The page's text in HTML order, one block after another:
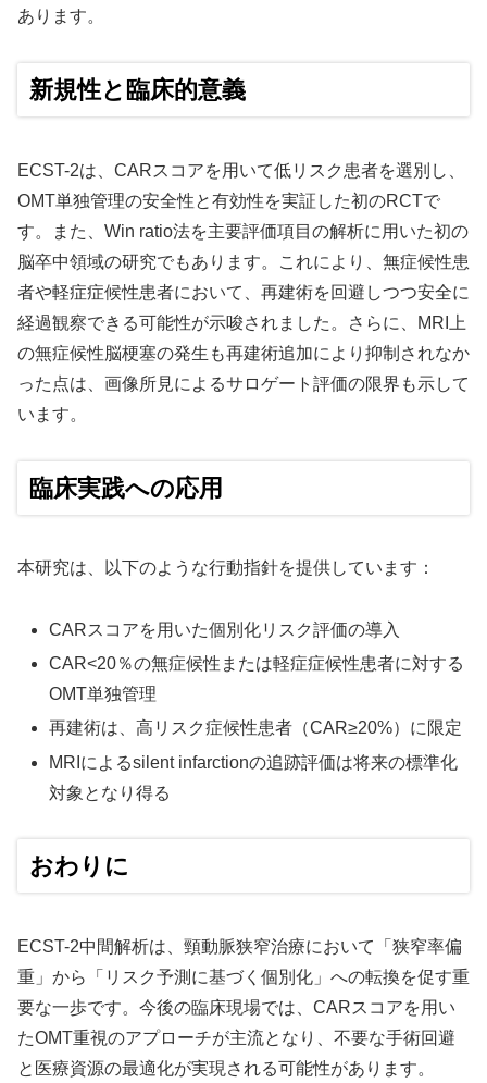
あります。
新規性と臨床的意義
ECST-2は、CARスコアを用いて低リスク患者を選別し、
OMT単独管理の安全性と有効性を実証した初のRCTで
す。また、Win ratio法を主要評価項目の解析に用いた初の
脳卒中領域の研究でもあります。これにより、無症候性患
者や軽症症候性患者において、再建術を回避しつつ安全に
経過観察できる可能性が示唆されました。さらに、MRI上
の無症候性脳梗塞の発生も再建術追加により抑制されなか
った点は、画像所見によるサロゲート評価の限界も示して
います。
臨床実践への応用
本研究は、以下のような行動指針を提供しています：
CARスコアを用いた個別化リスク評価の導入
CAR<20％の無症候性または軽症症候性患者に対する
OMT単独管理
再建術は、高リスク症候性患者（CAR≥20%）に限定
MRIによるsilent infarctionの追跡評価は将来の標準化
対象となり得る
おわりに
ECST-2中間解析は、頸動脈狭窄治療において「狭窄率偏
重」から「リスク予測に基づく個別化」への転換を促す重
要な一歩です。今後の臨床現場では、CARスコアを用い
たOMT重視のアプローチが主流となり、不要な手術回避
と医療資源の最適化が実現される可能性があります。